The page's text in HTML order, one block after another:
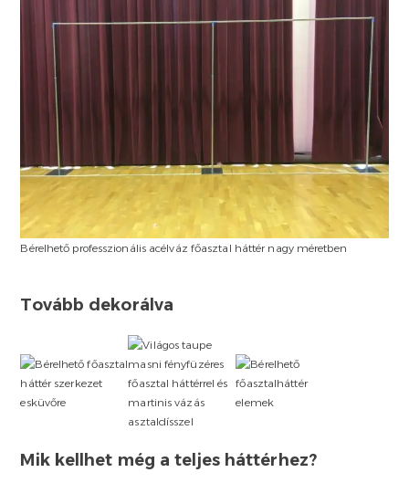
Bérelhető professzionális acélváz főasztal háttér nagy méretben
Tovább dekorálva
Mik kellhet még a teljes háttérhez?